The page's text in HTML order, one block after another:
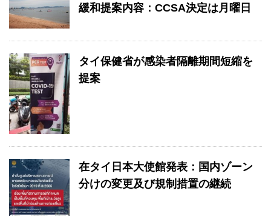
緩和提案内容：CCSA決定は月曜日
タイ保健省が感染者隔離期間短縮を
提案
在タイ日本大使館発表：国内ゾーン
分けの変更及び規制措置の継続